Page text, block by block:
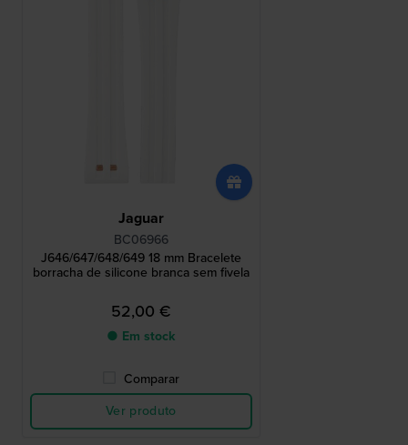
Jaguar
BC06966
J646/647/648/649 18 mm Bracelete
borracha de silicone branca sem fivela
52,00 €
● Em stock
Comparar
Ver produto